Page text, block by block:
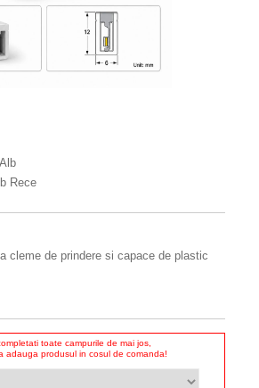
Rece
cleme de prindere si capace de plastic
toate campurile de mai jos,
adauga produsul in cosul de comanda!